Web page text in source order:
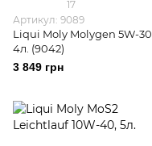
17
Артикул: 9089
Liqui Moly Molygen 5W-30,
4л. (9042)
3 849 грн